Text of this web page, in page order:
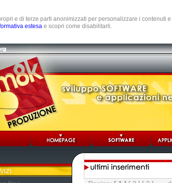
e di terze parti anonimizzati per personalizzare i contenuti
estesa e scopri come disabilitarli.